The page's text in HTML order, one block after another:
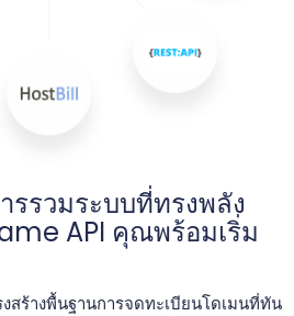
รรวมระบบที่ทรงพลัง
API คุณพร้อมเริ่ม
สร้างพื้นฐานการจดทะเบียนโดเมนที่ทัน